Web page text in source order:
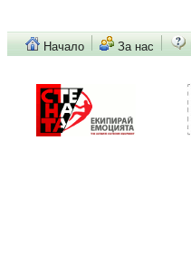
Начало За нас